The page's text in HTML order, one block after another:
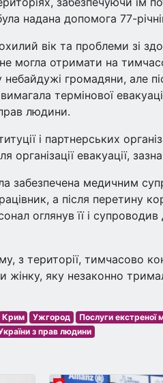
надана допомога 77-
вік та проблеми зі
могла отримати на
громадяни, але
термінової
людини.
і партнерських
організації евакуації,
забезпечена медичним
а після перетину
оглянув її і
з території, тимчасово
жінку, яку незаконно
Крим Ужгород
Послуги екстреної
з прав людини